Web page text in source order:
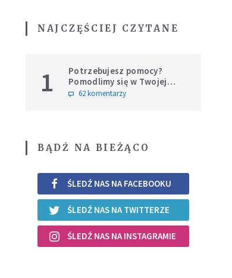
NAJCZĘŚCIEJ CZYTANE
1
Potrzebujesz pomocy?
Pomodlimy się w Twojej
intencji
62 komentarzy
BĄDŹ NA BIEŻĄCO
ŚLEDŹ NAS NA FACEBOOKU
ŚLEDŹ NAS NA TWITTERZE
ŚLEDŹ NAS NA INSTAGRAMIE